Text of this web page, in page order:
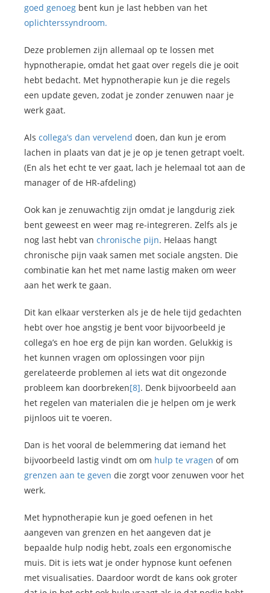
goed genoeg bent kun je last hebben van het
oplichterssyndroom.
Deze problemen zijn allemaal op te lossen met
hypnotherapie, omdat het gaat over regels die je ooit
hebt bedacht. Met hypnotherapie kun je die regels
een update geven, zodat je zonder zenuwen naar je
werk gaat.
Als collega’s dan vervelend doen, dan kun je erom
lachen in plaats van dat je je op je tenen getrapt voelt.
(En als het echt te ver gaat, lach je helemaal tot aan de
manager of de HR-afdeling)
Ook kan je zenuwachtig zijn omdat je langdurig ziek
bent geweest en weer mag re-integreren. Zelfs als je
nog last hebt van chronische pijn. Helaas hangt
chronische pijn vaak samen met sociale angsten. Die
combinatie kan het met name lastig maken om weer
aan het werk te gaan.
Dit kan elkaar versterken als je de hele tijd gedachten
hebt over hoe angstig je bent voor bijvoorbeeld je
collega’s en hoe erg de pijn kan worden. Gelukkig is
het kunnen vragen om oplossingen voor pijn
gerelateerde problemen al iets wat dit ongezonde
probleem kan doorbreken[8]. Denk bijvoorbeeld aan
het regelen van materialen die je helpen om je werk
pijnloos uit te voeren.
Dan is het vooral de belemmering dat iemand het
bijvoorbeeld lastig vindt om om hulp te vragen of om
grenzen aan te geven die zorgt voor zenuwen voor het
werk.
Met hypnotherapie kun je goed oefenen in het
aangeven van grenzen en het aangeven dat je
bepaalde hulp nodig hebt, zoals een ergonomische
muis. Dit is iets wat je onder hypnose kunt oefenen
met visualisaties. Daardoor wordt de kans ook groter